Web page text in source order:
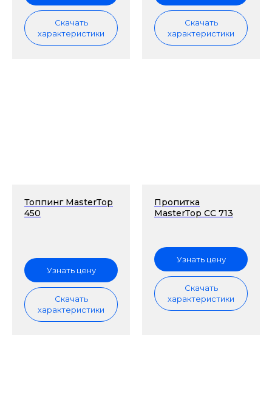
Скачать
характеристики
Скачать
характеристики
Топпинг MasterTop
450
Узнать цену
Скачать
характеристики
Пропитка
MasterTop СС 713
Узнать цену
Скачать
характеристики